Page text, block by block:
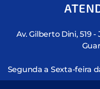
Av. Gilberto Dini, 519 -
Segunda a Sexta-feira